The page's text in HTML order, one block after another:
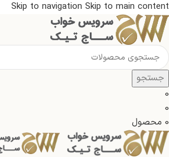
Skip to navigation Skip to main content
جستجو
0
0
0 محصول